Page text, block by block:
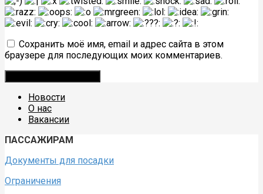
Сохранить моё имя, email и адрес сайта в этом
браузере для последующих моих комментариев.
Новости
О нас
Вакансии
ПАССАЖИРАМ
Документы для посадки
Ограничения